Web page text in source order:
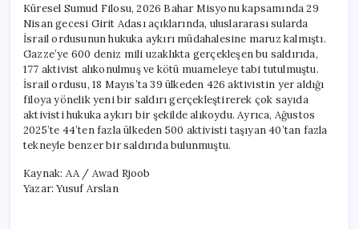
Küresel Sumud Filosu, 2026 Bahar Misyonu kapsamında 29
Nisan gecesi Girit Adası açıklarında, uluslararası sularda
İsrail ordusunun hukuka aykırı müdahalesine maruz kalmıştı.
Gazze’ye 600 deniz mili uzaklıkta gerçekleşen bu saldırıda,
177 aktivist alıkonulmuş ve kötü muameleye tabi tutulmuştu.
İsrail ordusu, 18 Mayıs’ta 39 ülkeden 426 aktivistin yer aldığı
filoya yönelik yeni bir saldırı gerçekleştirerek çok sayıda
aktivisti hukuka aykırı bir şekilde alıkoydu. Ayrıca, Ağustos
2025’te 44’ten fazla ülkeden 500 aktivisti taşıyan 40’tan fazla
tekneyle benzer bir saldırıda bulunmuştu.
Kaynak: AA / Awad Rjoob
Yazar: Yusuf Arslan